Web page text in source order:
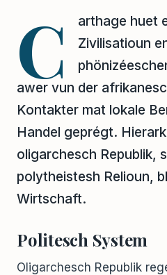
C
arthage huet
Zivilisatioun
awer vun der
Kontakter mat lokale
Handel geprégt.
oligarchesch Republik,
polytheistesh Relioun,
Wirtschaft.
Politesch System
Oligarchesch Republik